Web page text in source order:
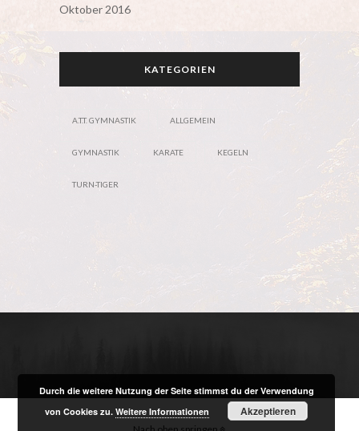
Oktober 2016
KATEGORIEN
A.T.T. GYMNASTIK ALLGEMEIN
GYMNASTIK KARATE KEGELN
TURN-TIGER
Durch die weitere Nutzung der Seite stimmst du der Verwendung
von Cookies zu.Weitere Informationen Akzeptieren